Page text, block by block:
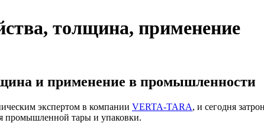
толщина, применение
и применение в промышленности
экспертом в компании VERTA-TARA, и сегодня
промышленной тары и упаковки.